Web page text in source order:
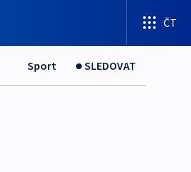
ČT
Sport SLEDOVAT